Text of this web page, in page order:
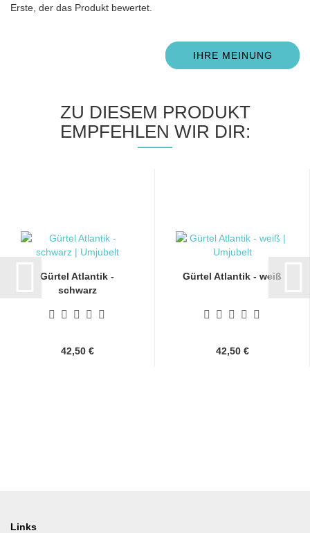
Erste, der das Produkt bewertet.
IHRE MEINUNG
ZU DIESEM PRODUKT
EMPFEHLEN WIR DIR:
Gürtel Atlantik -
schwarz
42,50 €
Gürtel Atlantik - weiß
42,50 €
Links